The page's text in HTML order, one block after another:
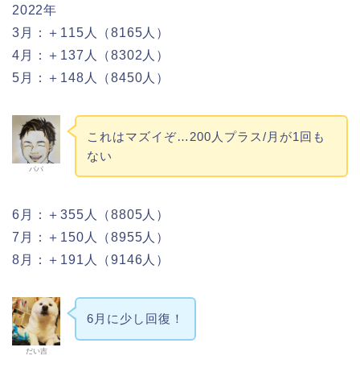
2022年
3月：＋115人（8165人）
4月：＋137人（8302人）
5月：＋148人（8450人）
パパ
これはマズイぞ…200人プラス/月が1回も
ない
6月：＋355人（8805人）
7月：＋150人（8955人）
8月：＋191人（9146人）
だい吉
6月に少し回復！